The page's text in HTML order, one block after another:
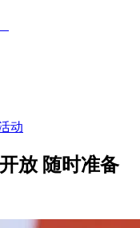
动
放 随时准备